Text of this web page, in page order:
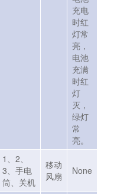
充电
时红
灯常
亮，
电池
充满
时红
灯
灭，
绿灯
常
亮。
1、2、
3、手电
筒、关机
移动
风扇
None